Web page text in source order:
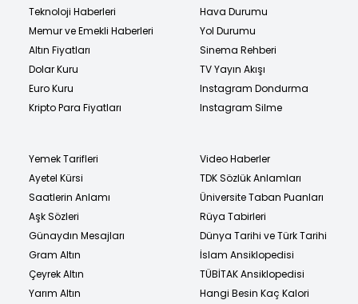
Teknoloji Haberleri
Memur ve Emekli Haberleri
Altın Fiyatları
Dolar Kuru
Euro Kuru
Kripto Para Fiyatları
Hava Durumu
Yol Durumu
Sinema Rehberi
TV Yayın Akışı
Instagram Dondurma
Instagram Silme
Yemek Tarifleri
Ayetel Kürsi
Saatlerin Anlamı
Aşk Sözleri
Günaydın Mesajları
Gram Altın
Çeyrek Altın
Yarım Altın
Video Haberler
TDK Sözlük Anlamları
Üniversite Taban Puanları
Rüya Tabirleri
Dünya Tarihi ve Türk Tarihi
İslam Ansiklopedisi
TÜBİTAK Ansiklopedisi
Hangi Besin Kaç Kalori